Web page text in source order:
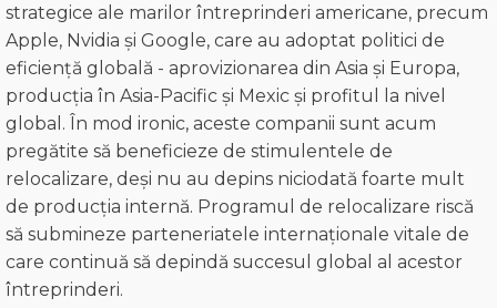
strategice ale marilor întreprinderi americane, precum
Apple, Nvidia și Google, care au adoptat politici de
eficiență globală - aprovizionarea din Asia și Europa,
producția în Asia-Pacific și Mexic și profitul la nivel
global. În mod ironic, aceste companii sunt acum
pregătite să beneficieze de stimulentele de
relocalizare, deși nu au depins niciodată foarte mult
de producția internă. Programul de relocalizare riscă
să submineze parteneriatele internaționale vitale de
care continuă să depindă succesul global al acestor
întreprinderi.